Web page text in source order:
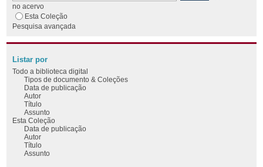
no acervo
Esta Coleção
Pesquisa avançada
Listar por
Todo a biblioteca digital
Tipos de documento & Coleções
Data de publicação
Autor
Título
Assunto
Esta Coleção
Data de publicação
Autor
Título
Assunto